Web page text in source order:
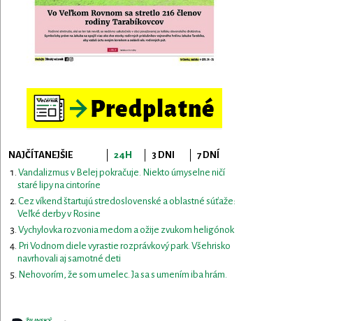
NAJČÍTANEJŠIE 24H 3 DNI
7 DNÍ
Vandalizmus v Belej pokračuje. Niekto úmyselne ničí
staré lipy na cintoríne
Cez víkend štartujú stredoslovenské a oblastné súťaže:
Veľké derby v Rosine
Vychylovka rozvonia medom a ožije zvukom heligónok
Pri Vodnom diele vyrastie rozprávkový park. Všehrisko
navrhovali aj samotné deti
Nehovorím, že som umelec. Ja sa s umením iba hrám.